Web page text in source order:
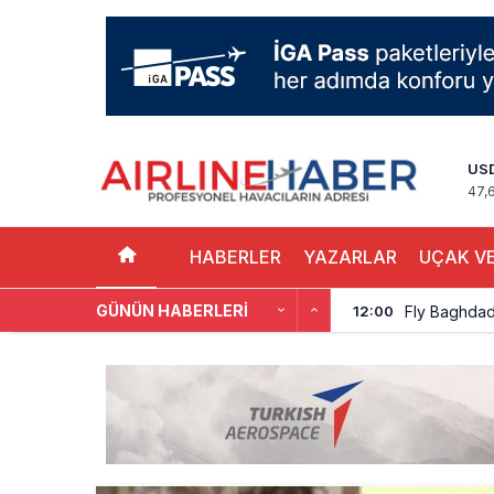
HABERLER YAZARLAR UÇAK
GÜNÜN HABERLERI 11:00 Elektrikli
Emirates
Emirates’in
8:37 DHL uçağı